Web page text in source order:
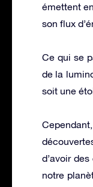
émettent
son flux
Ce qui se
de la
soit une
d’avoir
notre